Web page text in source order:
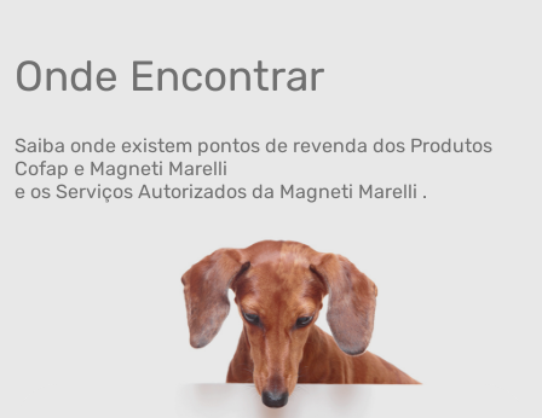
Onde Encontrar
Saiba onde existem pontos de revenda dos Produtos
Cofap e Magneti Marelli
e os Serviços Autorizados da Magneti Marelli .